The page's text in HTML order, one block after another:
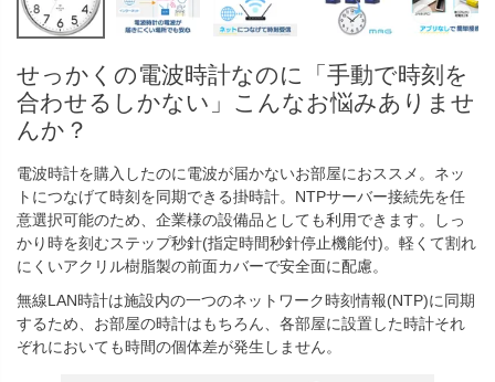
せっかくの電波時計なのに「手動で時刻を
合わせるしかない」こんなお悩みありませ
んか？
電波時計を購入したのに電波が届かないお部屋におススメ。ネッ
トにつなげて時刻を同期できる掛時計。NTPサーバー接続先を任
意選択可能のため、企業様の設備品としても利用できます。しっ
かり時を刻むステップ秒針(指定時間秒針停止機能付)。軽くて割れ
にくいアクリル樹脂製の前面カバーで安全面に配慮。
無線LAN時計は施設内の一つのネットワーク時刻情報(NTP)に同期
するため、お部屋の時計はもちろん、各部屋に設置した時計それ
ぞれにおいても時間の個体差が発生しません。